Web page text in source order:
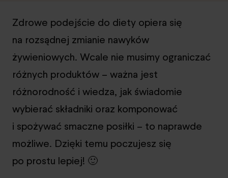
Zdrowe podejście do diety opiera się
na rozsądnej zmianie nawyków
żywieniowych. Wcale nie musimy ograniczać
różnych produktów – ważna jest
różnorodność i wiedza, jak świadomie
wybierać składniki oraz komponować
i spożywać smaczne posiłki – to naprawde
możliwe. Dzięki temu poczujesz się
po prostu lepiej! 🙂